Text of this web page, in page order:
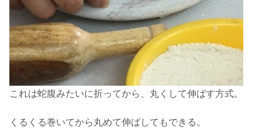
これは蛇腹みたいに折ってから、丸くして伸ばす方式。
くるくる巻いてから丸めて伸ばしてもできる。